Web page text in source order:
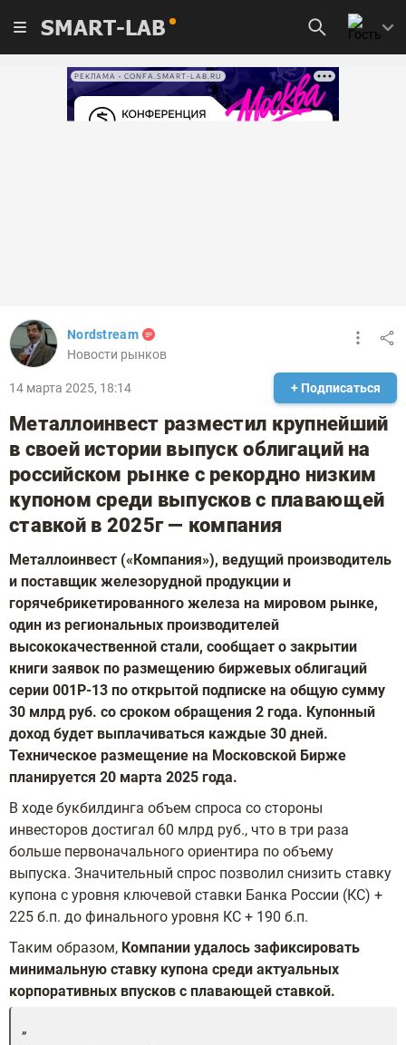
SMART-LAB
РЕКЛАМА • CONFA.SMART-LAB.RU
Nordstream
Новости рынков
14 марта 2025, 18:14 + Подписаться
Металлоинвест разместил крупнейший
в своей истории выпуск облигаций на
российском рынке с рекордно низким
купоном среди выпусков с плавающей
ставкой в 2025г — компания
Металлоинвест («Компания»), ведущий производитель
и поставщик железорудной продукции и
горячебрикетированного железа на мировом рынке,
один из региональных производителей
высококачественной стали, сообщает о закрытии
книги заявок по размещению биржевых облигаций
серии 001Р-13 по открытой подписке на общую сумму
30 млрд руб. со сроком обращения 2 года. Купонный
доход будет выплачиваться каждые 30 дней.
Техническое размещение на Московской Бирже
планируется 20 марта 2025 года.
В ходе букбилдинга объем спроса со стороны
инвесторов достигал 60 млрд руб., что в три раза
больше первоначального ориентира по объему
выпуска. Значительный спрос позволил снизить ставку
купона с уровня ключевой ставки Банка России (КС) +
225 б.п. до финального уровня КС + 190 б.п.
Таким образом, Компании удалось зафиксировать
минимальную ставку купона среди актуальных
корпоративных впусков с плавающей ставкой.